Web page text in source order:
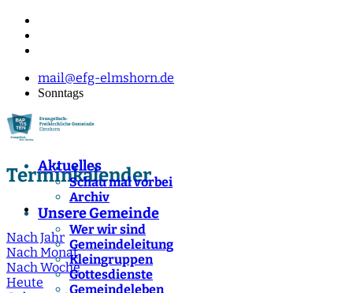
mail@efg-elmshorn.de
Sonntags
Aktuelles
Schau mal vorbei
Archiv
Unsere Gemeinde
Wer wir sind
Gemeindeleitung
Kleingruppen
Gottesdienste
Gemeindeleben
Terminkalender
Nach Jahr
Nach Monat
Nach Woche
Heute